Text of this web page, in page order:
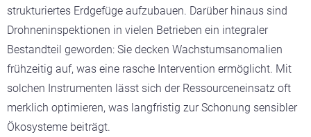
strukturiertes Erdgefüge aufzubauen. Darüber hinaus sind
Drohneninspektionen in vielen Betrieben ein integraler
Bestandteil geworden: Sie decken Wachstumsanomalien
frühzeitig auf, was eine rasche Intervention ermöglicht. Mit
solchen Instrumenten lässt sich der Ressourceneinsatz oft
merklich optimieren, was langfristig zur Schonung sensibler
Ökosysteme beiträgt.